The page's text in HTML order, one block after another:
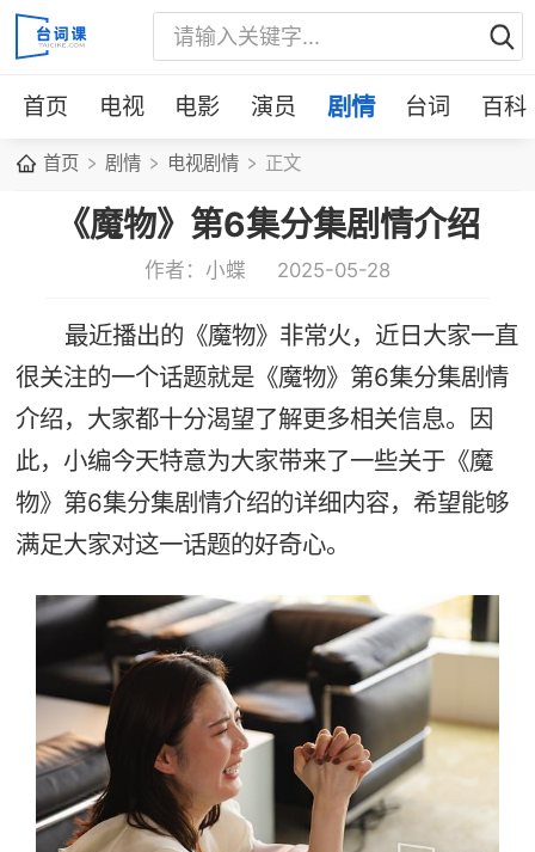
首页 电视 电影 演员 剧情 台词 百科
首页 剧情 电视剧情 正文
《魔物》第6集分集剧情介绍
作者：小蝶 2025-05-28
最近播出的《魔物》非常火，近日大家一直
很关注的一个话题就是《魔物》第6集分集剧情
介绍，大家都十分渴望了解更多相关信息。因
此，小编今天特意为大家带来了一些关于《魔
物》第6集分集剧情介绍的详细内容，希望能够
满足大家对这一话题的好奇心。